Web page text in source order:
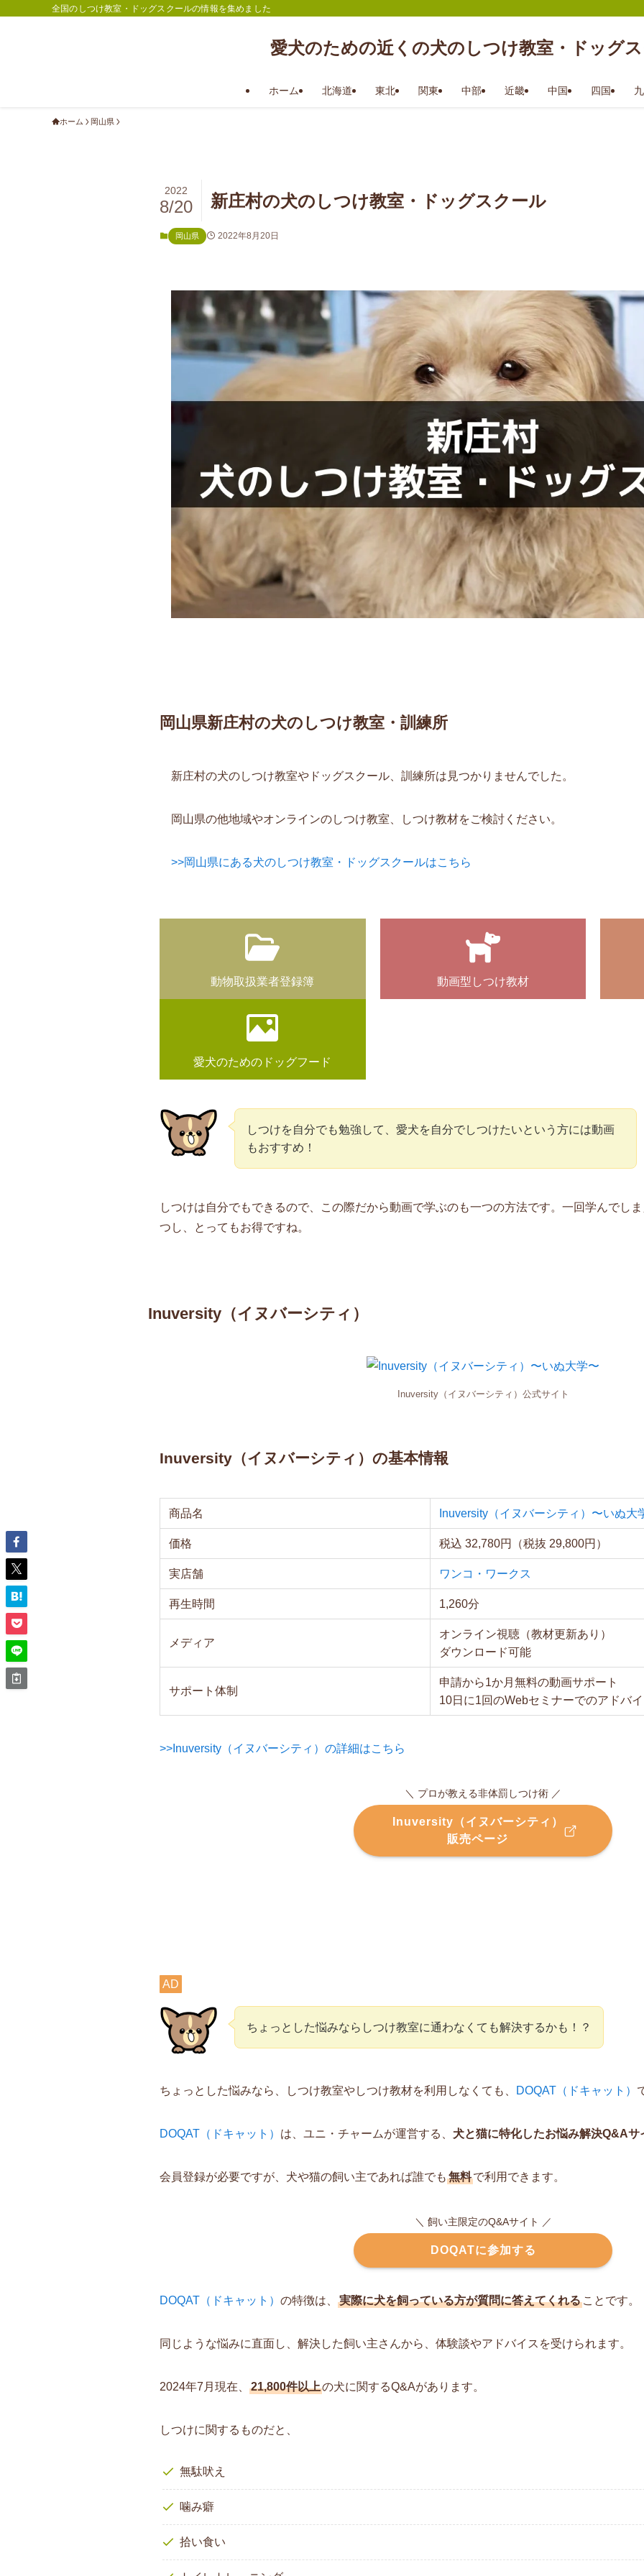
全国のしつけ教室・ドッグスクールの情報を集めました
愛犬のための近くの犬のしつけ教室・ドッグ
ホーム 北海道 東北 関東 中部 近畿 中国 四国
ホーム 岡山県
新庄村の犬のしつけ教室・ドッグスクール
2022
8/20
岡山県 2022年8月20日
岡山県新庄村の犬のしつけ教室・訓練所
新庄村の犬のしつけ教室やドッグスクール、訓練所は見つかりませんでした。
岡山県の他地域やオンラインのしつけ教室、しつけ教材をご検討ください。
>>岡山県にある犬のしつけ教室・ドッグスクールはこちら
動物取扱業者登録簿 動画型しつけ教材
愛犬のためのドッグフード
しつけを自分でも勉強して、愛犬を自分でしつけたいという方には動画
もおすすめ！
しつけは自分でもできるので、この際だから動画で学ぶのも一つの方法です。一回学んでし
つし、とってもお得ですね。
Inuversity（イヌバーシティ）
Inuversity（イヌバーシティ）公式サイト
Inuversity（イヌバーシティ）の基本情報
商品名 Inuversity（イヌバーシティ）〜いぬ大
価格 税込 32,780円（税抜 29,800円）
実店舗 ワンコ・ワークス
再生時間 1,260分
メディア
オンライン視聴（教材更新あり）
ダウンロード可能
サポート体制
申請から1か月無料の動画サポート
10日に1回のWebセミナーでのアドバ
>>Inuversity（イヌバーシティ）の詳細はこちら
＼ プロが教える非体罰しつけ術 ／
Inuversity（イヌバーシティ）
販売ページ
AD
ちょっとした悩みならしつけ教室に通わなくても解決するかも！？
ちょっとした悩みなら、しつけ教室やしつけ教材を利用しなくても、 DOQAT（ドキャット）
DOQAT（ドキャット） は、ユニ・チャームが運営する、 犬と猫に特化したお悩み解決Q&Aサ
会員登録が必要ですが、犬や猫の飼い主であれば誰でも 無料で利用できます。
＼ 飼い主限定のQ&Aサイト ／
DOQATに参加する
DOQAT（ドキャット） の特徴は、 実際に犬を飼っている方が質問に答えてくれる ことです。
同じような悩みに直面し、解決した飼い主さんから、体験談やアドバイスを受けられます。
2024年7月現在、 21,800件以上の犬に関するQ&Aがあります。
しつけに関するものだと、
無駄吠え
噛み癖
拾い食い